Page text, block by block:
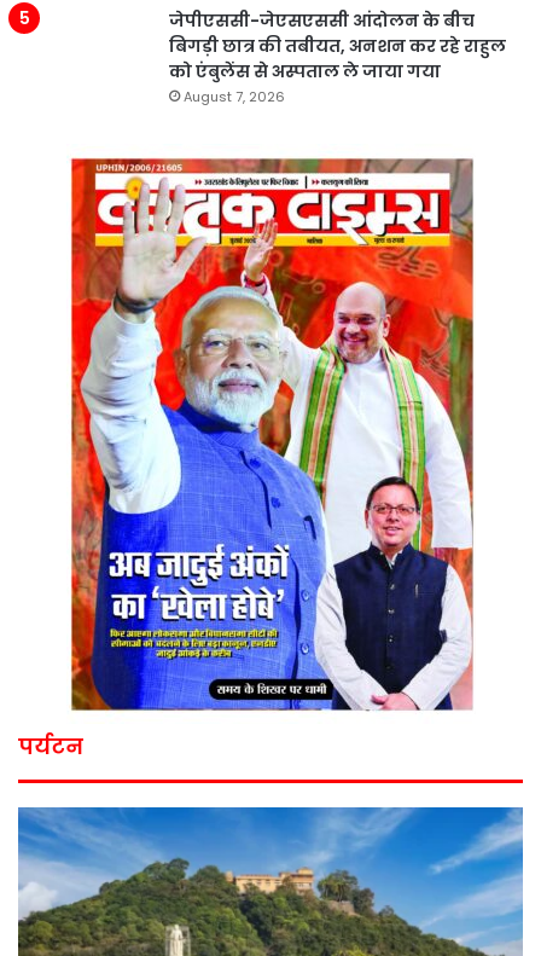
जेपीएससी-जेएसएससी आंदोलन के बीच
बिगड़ी छात्र की तबीयत, अनशन कर रहे राहुल
को एंबुलेंस से अस्पताल ले जाया गया
August 7, 2026
पर्यटन